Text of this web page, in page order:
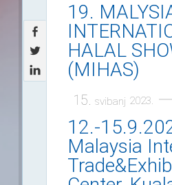
19.
HALAL
(MIHAS)
15. svibanj 2023.
12.-
Malaysia